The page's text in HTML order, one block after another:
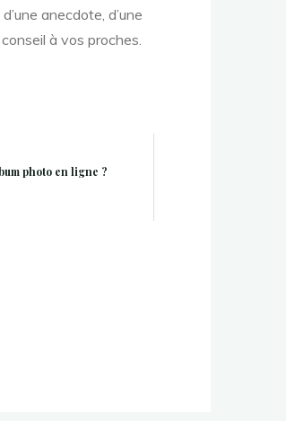
anecdote, d’une
à vos proches.
photo en ligne ?